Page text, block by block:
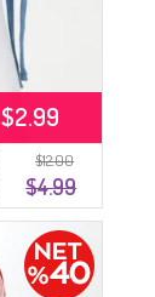
$12.00
$4.99
$2.99